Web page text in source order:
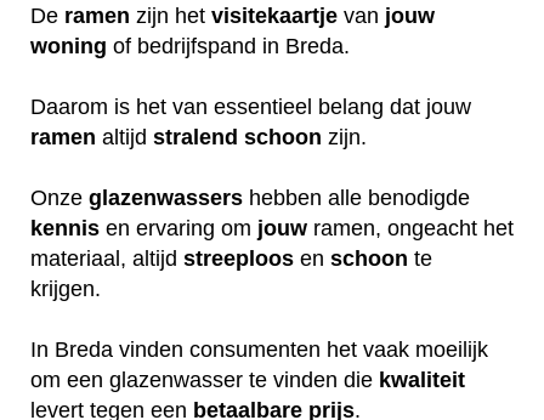
De ramen zijn het visitekaartje van jouw
woning of bedrijfspand in Breda.
Daarom is het van essentieel belang dat jouw
ramen altijd stralend schoon zijn.
Onze glazenwassers hebben alle benodigde
kennis en ervaring om jouw ramen, ongeacht het
materiaal, altijd streeploos en schoon te
krijgen.
In Breda vinden consumenten het vaak moeilijk
om een glazenwasser te vinden die kwaliteit
levert tegen een betaalbare prijs.